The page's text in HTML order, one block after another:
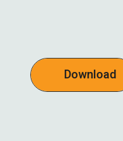
Download